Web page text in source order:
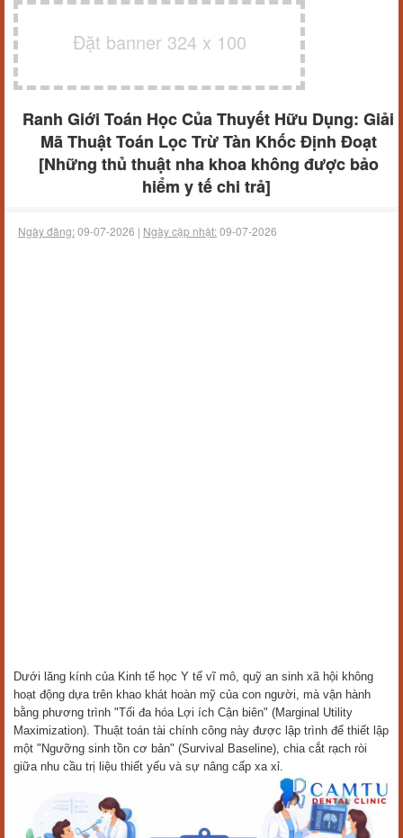
Đặt banner 324 x 100
Ranh Giới Toán Học Của Thuyết Hữu Dụng: Giải
Mã Thuật Toán Lọc Trừ Tàn Khốc Định Đoạt
[Những thủ thuật nha khoa không được bảo
hiểm y tế chi trả]
Ngày đăng:09-07-2026 | Ngày cập nhật:09-07-2026
Dưới lăng kính của Kinh tế học Y tế vĩ mô, quỹ an sinh xã hội không
hoạt động dựa trên khao khát hoàn mỹ của con người, mà vận hành
bằng phương trình "Tối đa hóa Lợi ích Cận biên" (Marginal Utility
Maximization). Thuật toán tài chính công này được lập trình để thiết lập
một "Ngưỡng sinh tồn cơ bản" (Survival Baseline), chia cắt rạch ròi
giữa nhu cầu trị liệu thiết yếu và sự nâng cấp xa xỉ.